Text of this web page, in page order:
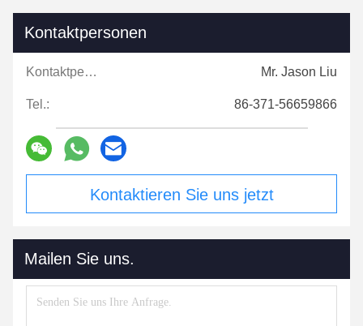
Kontaktpersonen
Kontaktpersonen: Mr. Jason Liu
Tel.: 86-371-56659866
Kontaktieren Sie uns jetzt
Mailen Sie uns.